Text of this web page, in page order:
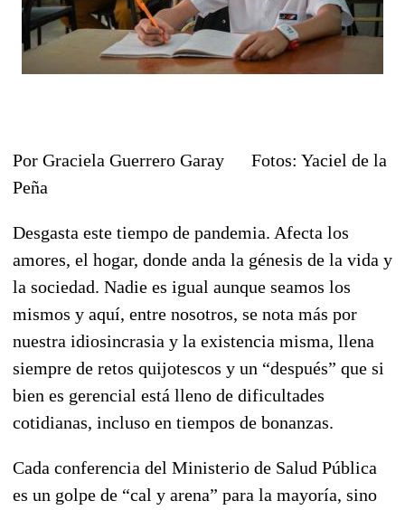
Por Graciela Guerrero Garay Fotos: Yaciel de la
Peña
Desgasta este tiempo de pandemia. Afecta los
amores, el hogar, donde anda la génesis de la vida y
la sociedad. Nadie es igual aunque seamos los
mismos y aquí, entre nosotros, se nota más por
nuestra idiosincrasia y la existencia misma, llena
siempre de retos quijotescos y un “después” que si
bien es gerencial está lleno de dificultades
cotidianas, incluso en tiempos de bonanzas.
Cada conferencia del Ministerio de Salud Pública
es un golpe de “cal y arena” para la mayoría, sino